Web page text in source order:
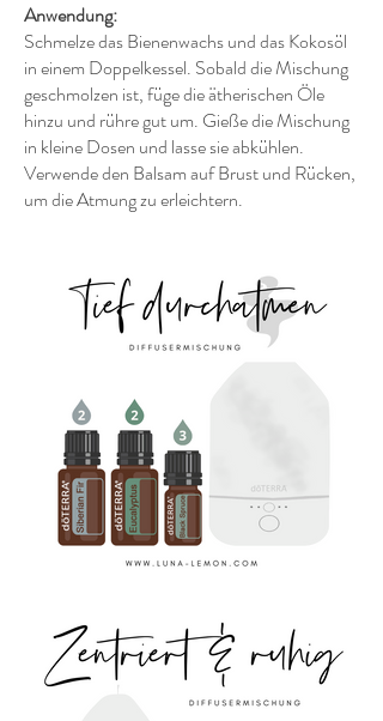
Anwendung:
Schmelze das Bienenwachs und das Kokosöl
in einem Doppelkessel. Sobald die Mischung
geschmolzen ist, füge die ätherischen Öle
hinzu und rühre gut um. Gieße die Mischung
in kleine Dosen und lasse sie abkühlen.
Verwende den Balsam auf Brust und Rücken,
um die Atmung zu erleichtern.